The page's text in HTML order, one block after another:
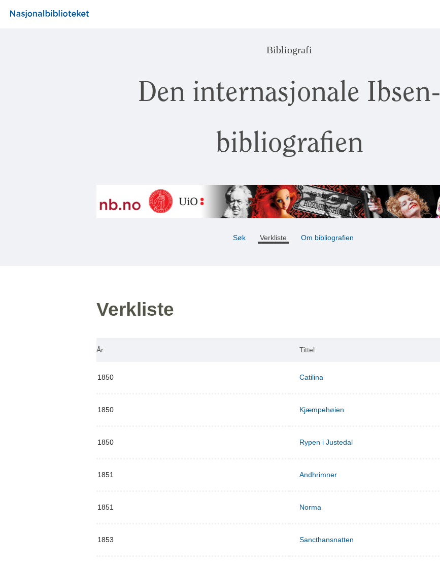
Bibliografi
Den internasjonale Ibsen-
bibliografien
Søk Verkliste Om bibliografien
Verkliste
År Tittel
1850 Catilina
1850 Kjæmpehøien
1850 Rypen i Justedal
1851 Andhrimner
1851 Norma
1853 Sancthansnatten